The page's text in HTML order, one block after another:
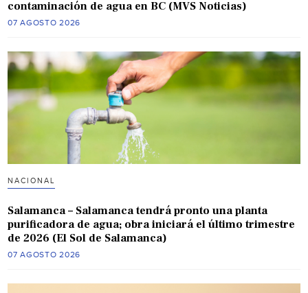
contaminación de agua en BC (MVS Noticias)
07 AGOSTO 2026
NACIONAL
Salamanca – Salamanca tendrá pronto una planta
purificadora de agua; obra iniciará el último trimestre
de 2026 (El Sol de Salamanca)
07 AGOSTO 2026